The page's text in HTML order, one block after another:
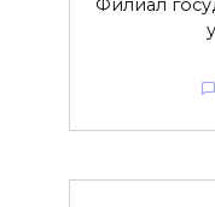
Филиал